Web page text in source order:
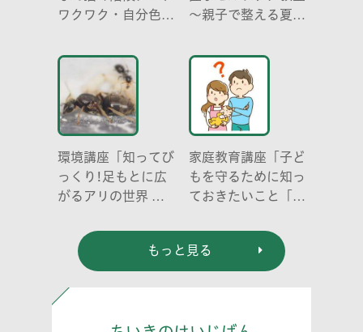
ワクワク・自分色の
～親子で整える夏休
らだ～
環境講座「知ってび
っくり!足もとに広
がるアリの世界 ア
成り立ち、生態系に
おける役割」
家庭教育講座「子ど
もを守るために知っ
ておきたいこと「プ
どう伝える? (幼児
編)」
もっと見る